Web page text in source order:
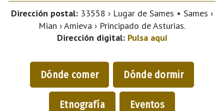
Dirección postal: 33558 › Lugar de Sames • Sames ›
Mian › Amieva › Principado de Asturias.
Dirección digital: Pulsa aquí
Dónde comer Dónde dormir
Etnografía Eventos